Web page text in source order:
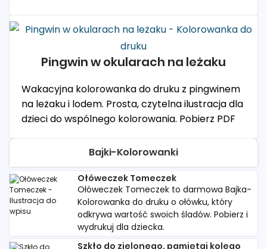
Pingwin w okularach na leżaku
Wakacyjna kolorowanka do druku z pingwinem
na leżaku i lodem. Prosta, czytelna ilustracja dla
dzieci do wspólnego kolorowania. Pobierz PDF
Bajki-Kolorowanki
Ołóweczek Tomeczek
Ołóweczek Tomeczek to darmowa Bajka-
Kolorowanka do druku o ołówku, który
odkrywa wartość swoich śladów. Pobierz i
wydrukuj dla dziecka.
Szkło do zielonego, pamiętaj kolego